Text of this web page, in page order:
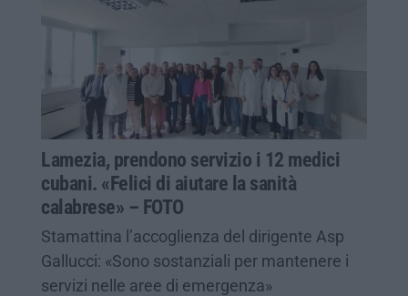
Lamezia, prendono servizio i 12 medici
cubani. «Felici di aiutare la sanità
calabrese» – FOTO
Stamattina l’accoglienza del dirigente Asp
Gallucci: «Sono sostanziali per mantenere i
servizi nelle aree di emergenza»